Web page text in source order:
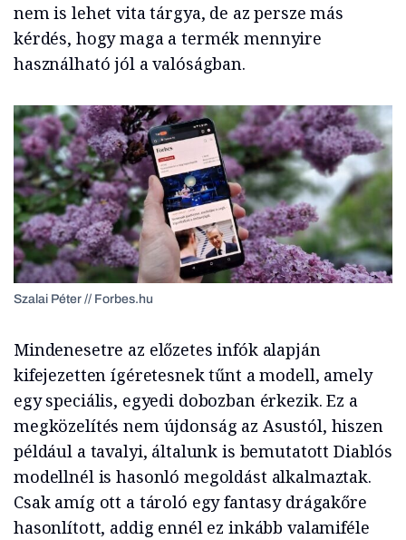
nem is lehet vita tárgya, de az persze más
kérdés, hogy maga a termék mennyire
használható jól a valóságban.
Szalai Péter // Forbes.hu
Mindenesetre az előzetes infók alapján
kifejezetten ígéretesnek tűnt a modell, amely
egy speciális, egyedi dobozban érkezik. Ez a
megközelítés nem újdonság az Asustól, hiszen
például a tavalyi, általunk is bemutatott Diablós
modellnél is hasonló megoldást alkalmaztak.
Csak amíg ott a tároló egy fantasy drágakőre
hasonlított, addig ennél ez inkább valamiféle